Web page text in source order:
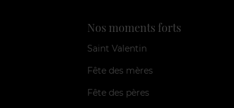
Nos moments forts
Saint Valentin
Fête des mères
Fête des pères